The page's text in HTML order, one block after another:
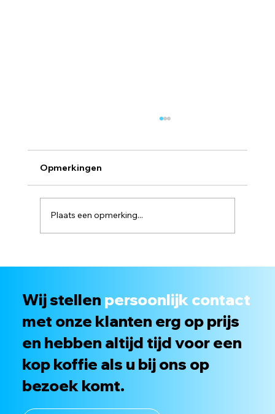
Feesttijd brochure
Opmerkingen
Plaats een opmerking...
Wij stellen persoonlijk contact
met onze klanten erg op prijs
en hebben altijd tijd voor een
kop koffie als u bij ons op
bezoek komt.